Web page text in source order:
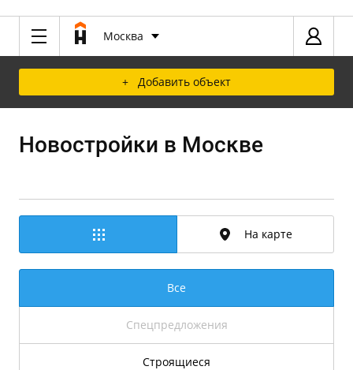
Москва
+ Добавить объект
Новостройки в Москве
На карте
Все
Спецпредложения
Строящиеся